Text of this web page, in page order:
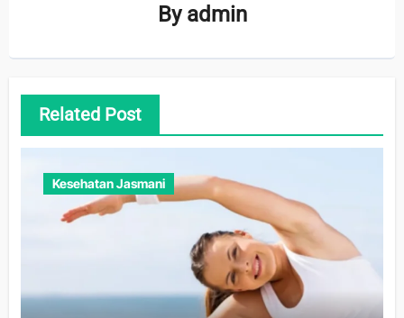
By admin
Related Post
Kesehatan Jasmani